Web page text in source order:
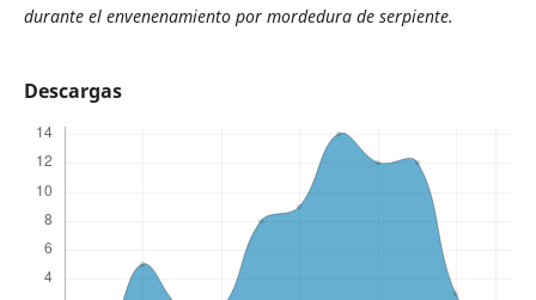
durante el envenenamiento por mordedura de serpiente.
Descargas